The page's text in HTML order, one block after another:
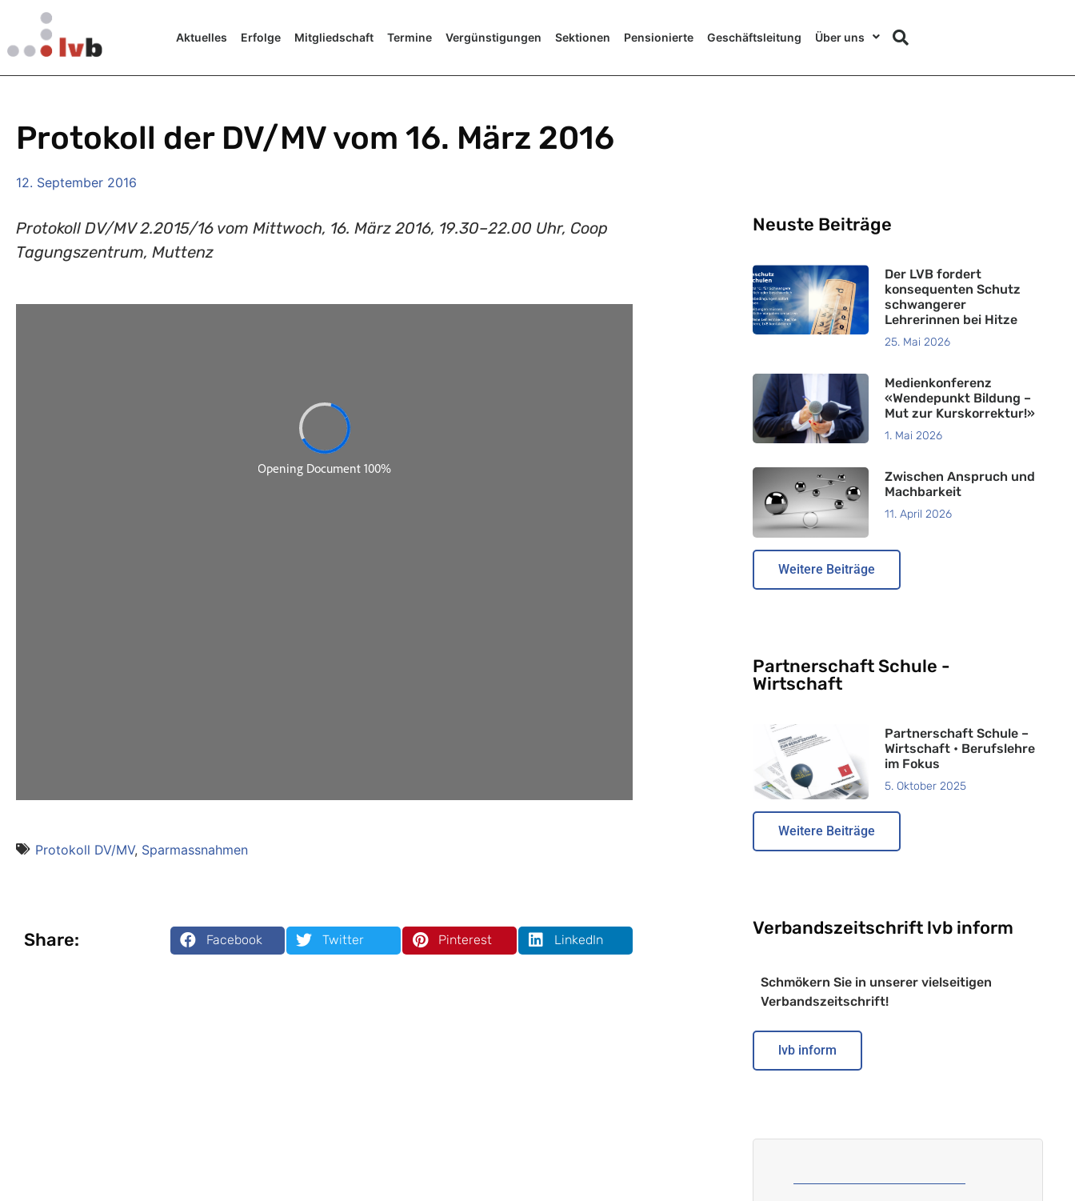
Aktuelles Erfolge Mitgliedschaft Termine Vergünstigungen Sektionen Pensionierte Geschäftsleitung Über uns
Protokoll der DV/MV vom 16. März 2016
12. September 2016
Protokoll DV/MV 2.2015/16 vom Mittwoch, 16. März 2016, 19.30–22.00 Uhr, Coop
Tagungszentrum, Muttenz
Protokoll DV/MV, Sparmassnahmen
Share: Facebook Twitter Pinterest LinkedIn
Neuste Beiträge
Der LVB fordert
konsequenten Schutz
schwangerer
Lehrerinnen bei Hitze
25. Mai 2026
Medienkonferenz
«Wendepunkt Bildung –
Mut zur Kurskorrektur!»
1. Mai 2026
Zwischen Anspruch und
Machbarkeit
11. April 2026
Weitere Beiträge
Partnerschaft Schule -
Wirtschaft
Partnerschaft Schule –
Wirtschaft • Berufslehre
im Fokus
5. Oktober 2025
Weitere Beiträge
Verbandszeitschrift lvb inform
Schmökern Sie in unserer vielseitigen
Verbandszeitschrift!
lvb inform